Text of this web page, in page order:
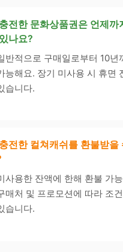
전한 문화상품권은 언제까
나요?
반적으로 구매일로부터 10년
능해요. 장기 미사용 시 휴면
습니다.
전한 컬쳐캐쉬를 환불받을
사용한 잔액에 한해 환불 가
매처 및 프로모션에 따라 조
습니다.